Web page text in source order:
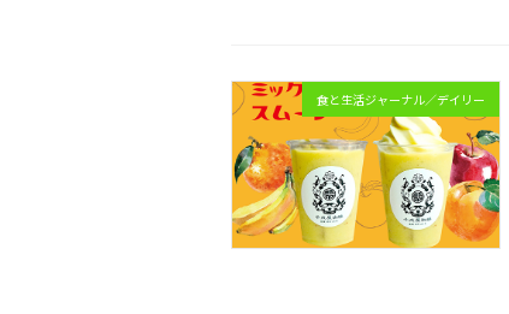
食と生活ジャーナル／デイリー